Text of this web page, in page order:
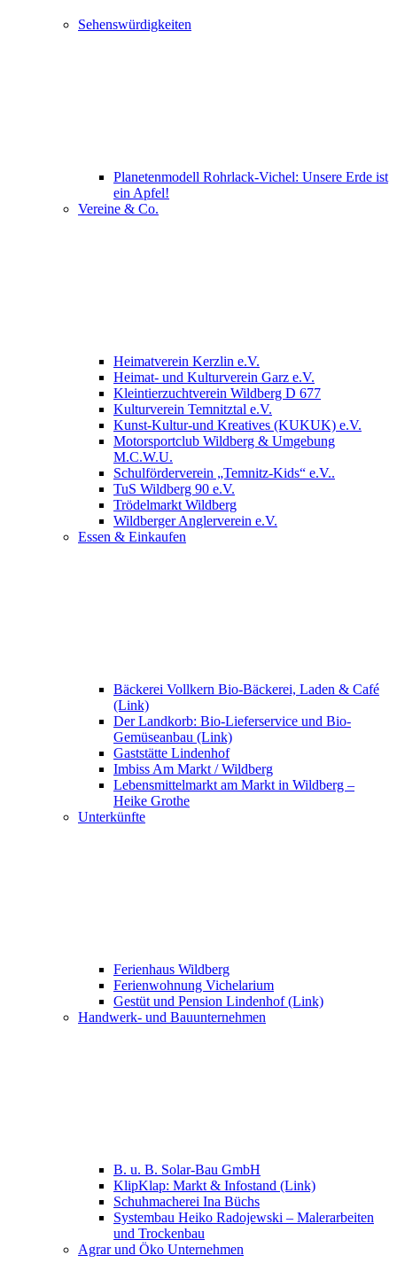
Sehenswürdigkeiten
Planetenmodell Rohrlack-Vichel: Unsere Erde ist
ein Apfel!
Vereine & Co.
Heimatverein Kerzlin e.V.
Heimat- und Kulturverein Garz e.V.
Kleintierzuchtverein Wildberg D 677
Kulturverein Temnitztal e.V.
Kunst-Kultur-und Kreatives (KUKUK) e.V.
Motorsportclub Wildberg & Umgebung
M.C.W.U.
Schulförderverein „Temnitz-Kids“ e.V..
TuS Wildberg 90 e.V.
Trödelmarkt Wildberg
Wildberger Anglerverein e.V.
Essen & Einkaufen
Bäckerei Vollkern Bio-Bäckerei, Laden & Café
(Link)
Der Landkorb: Bio-Lieferservice und Bio-
Gemüseanbau (Link)
Gaststätte Lindenhof
Imbiss Am Markt / Wildberg
Lebensmittelmarkt am Markt in Wildberg –
Heike Grothe
Unterkünfte
Ferienhaus Wildberg
Ferienwohnung Vichelarium
Gestüt und Pension Lindenhof (Link)
Handwerk- und Bauunternehmen
B. u. B. Solar-Bau GmbH
KlipKlap: Markt & Infostand (Link)
Schuhmacherei Ina Büchs
Systembau Heiko Radojewski – Malerarbeiten
und Trockenbau
Agrar und Öko Unternehmen